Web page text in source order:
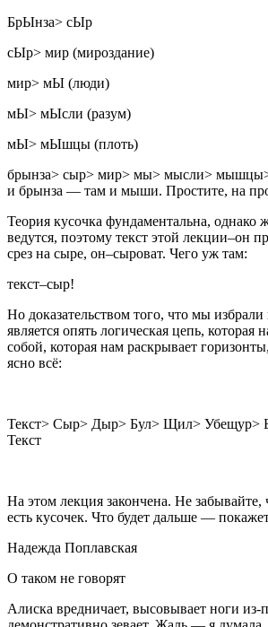
БрЫнза> сЫр
сЫр> мир (мироздание)
мир> мЫ (люди)
мЫ> мЫсли (разум)
мЫ> мЫшцы (плоть)
брынза> сыр> мир> мы> мысли>
и брынза — там и мыши. Простите, на
Теория кусочка фундаментальна, однако
ведутся, поэтому текст этой лекции–он
срез на сыре, он–сыроват. Чего уж там:
текст–сыр!
Но доказательством того, что мы
является опять логическая цепь, которая
собой, которая нам раскрывает
ясно всё:
Текст> Сыр> Дыр> Бул> Щил> Убещур>
Текст
На этом лекция закончена. Не забывайте,
есть кусочек. Что будет дальше —
Надежда Поплавская
О таком не говорят
Алиска вредничает, высовывает ноги из-